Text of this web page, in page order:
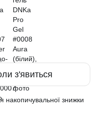
з'явиться
накопичувальної знижки